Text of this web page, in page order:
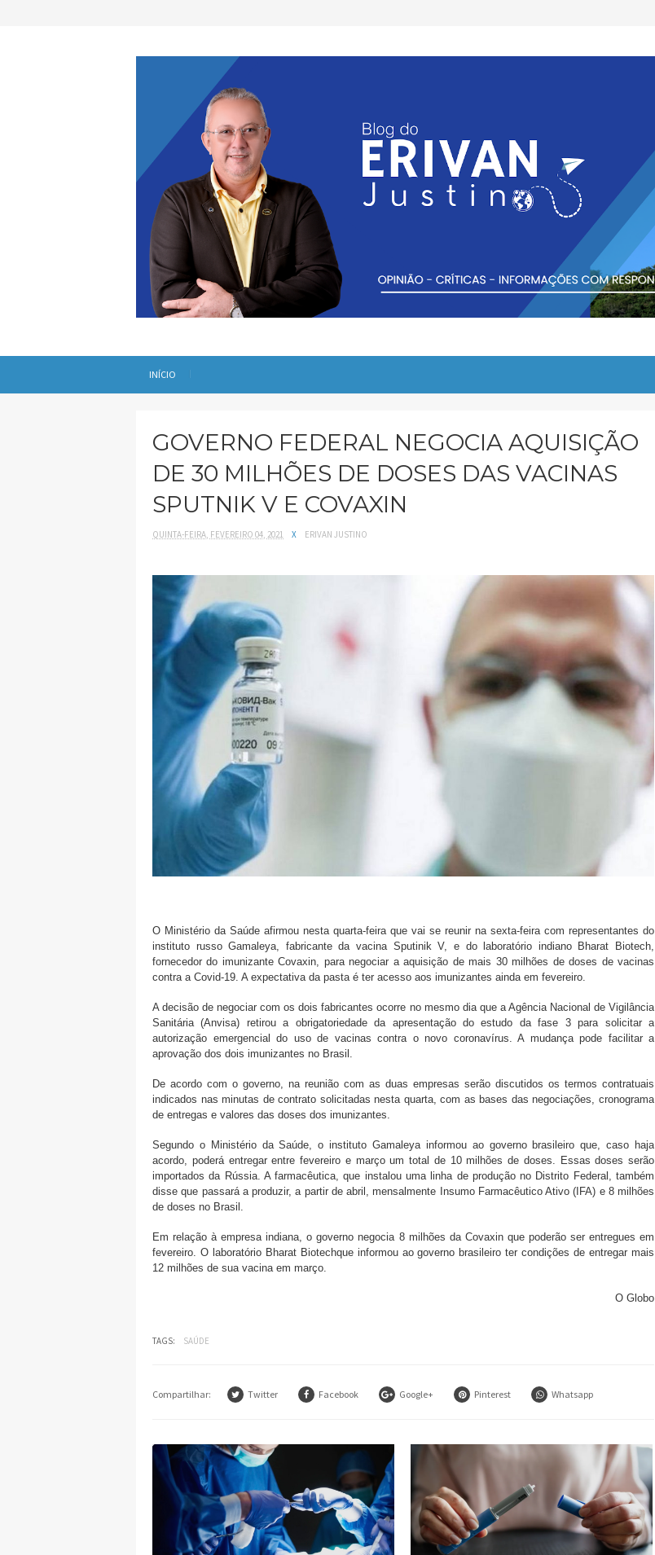
INÍCIO
GOVERNO FEDERAL NEGOCIA AQUISIÇÃO
DE 30 MILHÕES DE DOSES DAS VACINAS
SPUTNIK V E COVAXIN
QUINTA-FEIRA, FEVEREIRO 04, 2021 X ERIVAN JUSTINO
O Ministério da Saúde afirmou nesta quarta-feira que vai se reunir na sexta-feira com representantes do
instituto russo Gamaleya, fabricante da vacina Sputinik V, e do laboratório indiano Bharat Biotech,
fornecedor do imunizante Covaxin, para negociar a aquisição de mais 30 milhões de doses de vacinas
contra a Covid-19. A expectativa da pasta é ter acesso aos imunizantes ainda em fevereiro.
A decisão de negociar com os dois fabricantes ocorre no mesmo dia que a Agência Nacional de Vigilância
Sanitária (Anvisa) retirou a obrigatoriedade da apresentação do estudo da fase 3 para solicitar a
autorização emergencial do uso de vacinas contra o novo coronavírus. A mudança pode facilitar a
aprovação dos dois imunizantes no Brasil.
De acordo com o governo, na reunião com as duas empresas serão discutidos os termos contratuais
indicados nas minutas de contrato solicitadas nesta quarta, com as bases das negociações, cronograma
de entregas e valores das doses dos imunizantes.
Segundo o Ministério da Saúde, o instituto Gamaleya informou ao governo brasileiro que, caso haja
acordo, poderá entregar entre fevereiro e março um total de 10 milhões de doses. Essas doses serão
importados da Rússia. A farmacêutica, que instalou uma linha de produção no Distrito Federal, também
disse que passará a produzir, a partir de abril, mensalmente Insumo Farmacêutico Ativo (IFA) e 8 milhões
de doses no Brasil.
Em relação à empresa indiana, o governo negocia 8 milhões da Covaxin que poderão ser entregues em
fevereiro. O laboratório Bharat Biotechque informou ao governo brasileiro ter condições de entregar mais
12 milhões de sua vacina em março.
O Globo
TAGS: SAÚDE
Compartilhar: Twitter Facebook Google+ Pinterest Whatsapp